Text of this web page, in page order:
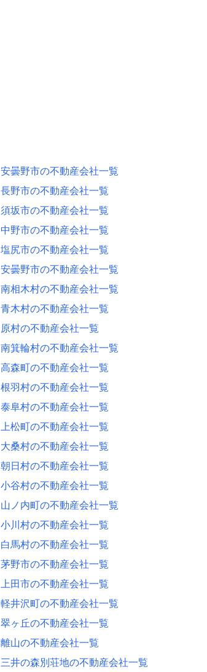
安曇野市の不動産会社一覧
長野市の不動産会社一覧
須坂市の不動産会社一覧
中野市の不動産会社一覧
塩尻市の不動産会社一覧
安曇野市の不動産会社一覧
南相木村の不動産会社一覧
青木村の不動産会社一覧
原村の不動産会社一覧
南箕輪村の不動産会社一覧
高森町の不動産会社一覧
根羽村の不動産会社一覧
泰阜村の不動産会社一覧
上松町の不動産会社一覧
大桑村の不動産会社一覧
朝日村の不動産会社一覧
小谷村の不動産会社一覧
山ノ内町の不動産会社一覧
小川村の不動産会社一覧
白馬村の不動産会社一覧
茅野市の不動産会社一覧
上田市の不動産会社一覧
軽井沢町の不動産会社一覧
翠ヶ丘の不動産会社一覧
離山の不動産会社一覧
三井の森別荘地の不動産会社一覧